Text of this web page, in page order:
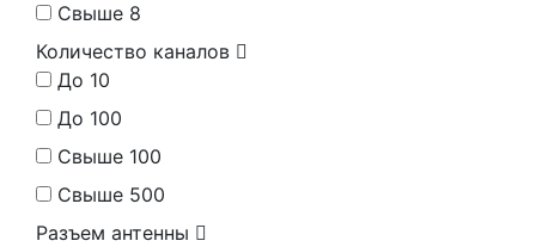
Свыше 8
Количество каналов
До 10
До 100
Свыше 100
Свыше 500
Разъем антенны